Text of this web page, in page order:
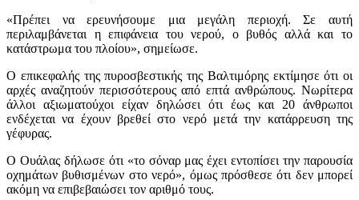
«Πρέπει να ερευνήσουμε μια μεγάλη περιοχή. Σε αυτή
περιλαμβάνεται η επιφάνεια του νερού, ο βυθός αλλά και το
κατάστρωμα του πλοίου», σημείωσε.
Ο επικεφαλής της πυροσβεστικής της Βαλτιμόρης εκτίμησε ότι οι
αρχές αναζητούν περισσότερους από επτά ανθρώπους. Νωρίτερα
άλλοι αξιωματούχοι είχαν δηλώσει ότι έως και 20 άνθρωποι
ενδέχεται να έχουν βρεθεί στο νερό μετά την κατάρρευση της
γέφυρας.
Ο Ουάλας δήλωσε ότι «το σόναρ μας έχει εντοπίσει την παρουσία
οχημάτων βυθισμένων στο νερό», όμως πρόσθεσε ότι δεν μπορεί
ακόμη να επιβεβαιώσει τον αριθμό τους.